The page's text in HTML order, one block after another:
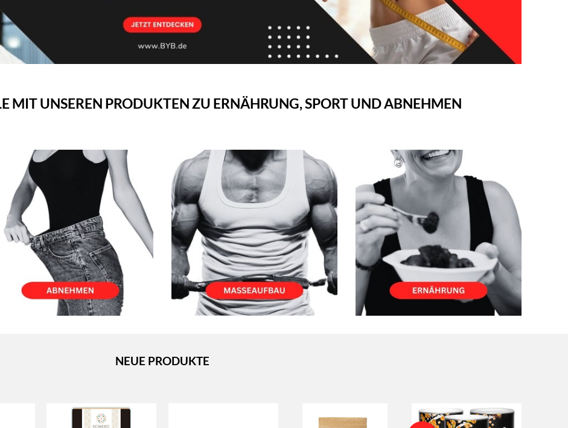
MIT UNSEREN PRODUKTEN ZU ERNÄHRUNG, SPORT UND ABNEHMEN
NEUE PRODUKTE